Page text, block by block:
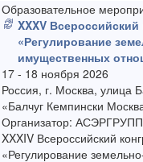
Образовательное
XXXV Всероссийский
«Регулирование
имущественных
17 - 18 ноября 2026
Россия, г. Москва, улица
«Балчуг Кемпински
Организатор: АСЭРГРУПП
XXXIV Всероссийский
«Регулирование